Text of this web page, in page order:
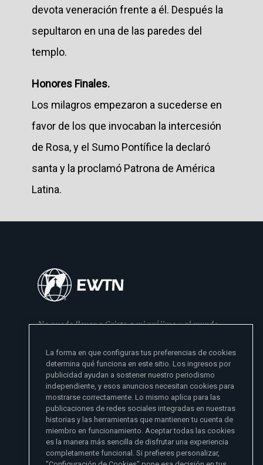
devota veneración frente a él. Después la
sepultaron en una de las paredes del
templo.
Honores Finales.
Los milagros empezaron a sucederse en
favor de los que invocaban la intercesión
de Rosa, y el Sumo Pontífice la declaró
santa y la proclamó Patrona de América
Latina.
No puedo llevar a Cristo a mi prójimo y al mundo
- Madre Angelica
Sitios de noticias EWTN
Afiliados
La forma en que configuras tus preferencias de cookies
determina qué funciona en este sitio. Los ingresos por
publicidad ayudan a sostener nuestro periodismo
independiente, y esos anuncios necesitan cookies para
mostrarse correctamente. Lo mismo aplica para las
publicaciones de redes sociales integradas en nuestras
historias y las herramientas que mantienen tu cuenta de
miembro en funcionamiento. Aceptar todas las cookies
es la manera más sencilla de disfrutar una experiencia
completamente funcional. Si prefieres personalizar,